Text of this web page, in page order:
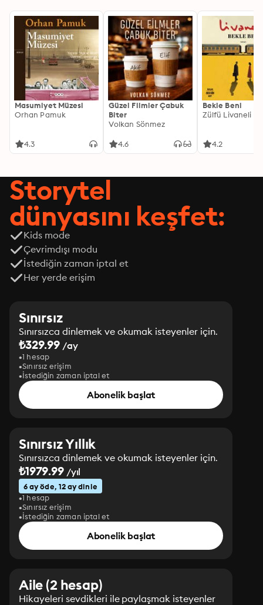
Masumiyet Müzesi
Orhan Pamuk
4.3
Güzel Filmler Çabuk
Biter
Volkan Sönmez
4.6
Bekle Beni
Zülfü Livaneli
4.2
Storytel
dünyasını keşfet:
Kids mode
Çevrimdışı modu
İstediğin zaman iptal et
Her yerde erişim
Sınırsız
Sınırsızca dinlemek ve okumak isteyenler için.
₺329.99 /ay
1 hesap
Sınırsız erişim
İstediğin zaman iptal et
Abonelik başlat
Sınırsız Yıllık
Sınırsızca dinlemek ve okumak isteyenler için.
₺1979.99/yıl
6 ay öde, 12 ay dinle
1 hesap
Sınırsız erişim
İstediğin zaman iptal et
Abonelik başlat
Aile (2 hesap)
Hikayeleri sevdikleri ile paylaşmak isteyenler